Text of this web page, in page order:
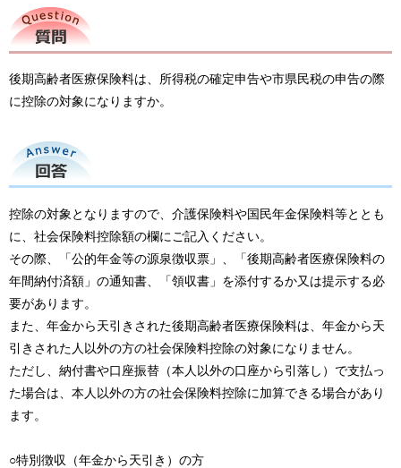
質問
後期高齢者医療保険料は、所得税の確定申告や市県民税の申告の際
に控除の対象になりますか。
回答
控除の対象となりますので、介護保険料や国民年金保険料等ととも
に、社会保険料控除額の欄にご記入ください。
その際、「公的年金等の源泉徴収票」、「後期高齢者医療保険料の
年間納付済額」の通知書、「領収書」を添付するか又は提示する必
要があります。
また、年金から天引きされた後期高齢者医療保険料は、年金から天
引きされた人以外の方の社会保険料控除の対象になりません。
ただし、納付書や口座振替（本人以外の口座から引落し）で支払っ
た場合は、本人以外の方の社会保険料控除に加算できる場合があり
ます。
○特別徴収（年金から天引き）の方